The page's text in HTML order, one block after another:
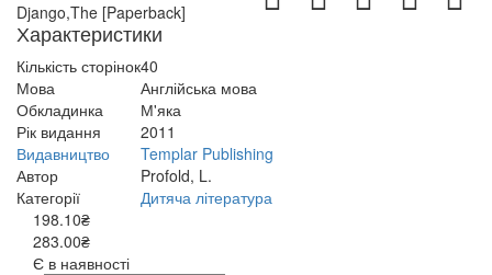
Django,The [Paperback]
Характеристики
Кількість сторінок40
Мова
Англійська мова
Обкладинка
М'яка
Рік видання
2011
Видавництво
Templar Publishing
Автор
Profold, L.
Категорії
Дитяча література
198.10₴
283.00₴
Є в наявності